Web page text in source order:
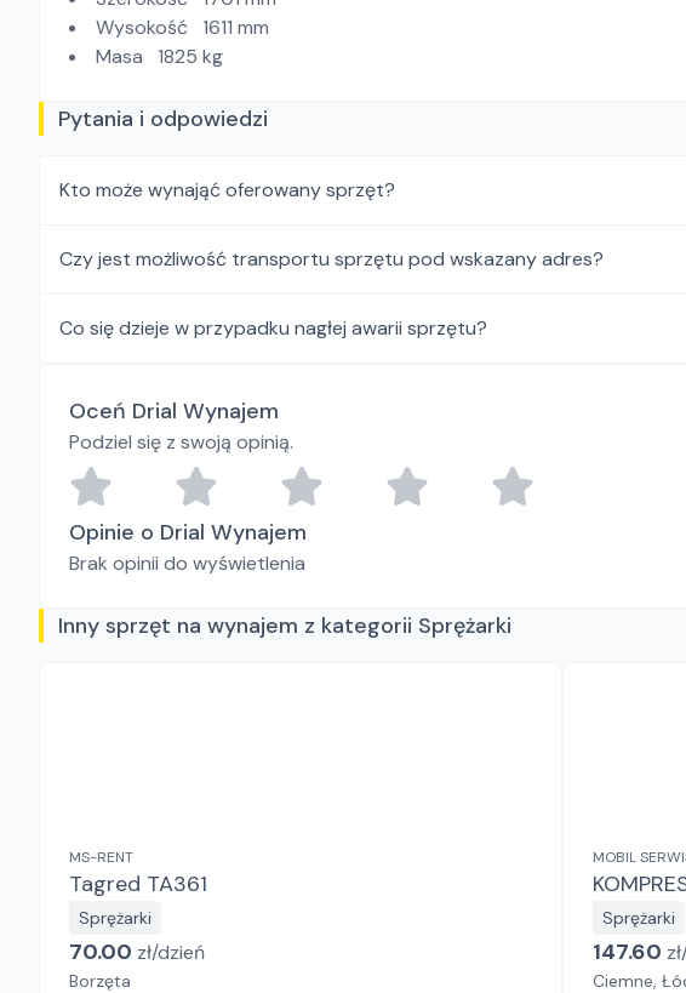
Wysokość 1611 mm
Masa 1825 kg
Pytania i odpowiedzi
Kto może wynająć oferowany sprzęt?
Czy jest możliwość transportu sprzętu pod wskazany adres?
Co się dzieje w przypadku nagłej awarii sprzętu?
Oceń Drial Wynajem
Podziel się z swoją opinią.
Opinie o Drial Wynajem
Brak opinii do wyświetlenia
Inny sprzęt na wynajem z kategorii Sprężarki
MS-RENT
Tagred TA361
Sprężarki
70.00 zł/dzień
Borzęta
MOBIL
Sprężarki
147.60 zł/
Ciemne,